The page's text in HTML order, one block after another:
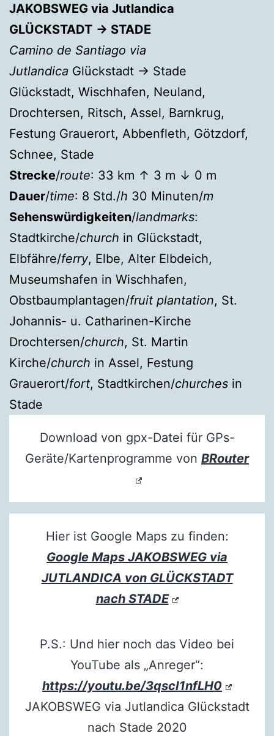
JAKOBSWEG via Jutlandica
GLÜCKSTADT → STADE
Camino de Santiago via
Jutlandica Glückstadt → Stade
Glückstadt, Wischhafen, Neuland,
Drochtersen, Ritsch, Assel, Barnkrug,
Festung Grauerort, Abbenfleth, Götzdorf,
Schnee, Stade
Strecke/route: 33 km ↑ 3 m ↓ 0 m
Dauer/time: 8 Std./h 30 Minuten/m
Sehenswürdigkeiten/landmarks:
Stadtkirche/church in Glückstadt,
Elbfähre/ferry, Elbe, Alter Elbdeich,
Museumshafen in Wischhafen,
Obstbaumplantagen/fruit plantation, St.
Johannis- u. Catharinen-Kirche
Drochtersen/church, St. Martin
Kirche/church in Assel, Festung
Grauerort/fort, Stadtkirchen/churches in
Stade
Download von gpx-Datei für GPs-
Geräte/Kartenprogramme von BRouter
Hier ist Google Maps zu finden:
Google Maps JAKOBSWEG via
JUTLANDICA von GLÜCKSTADT
nach STADE
P.S.: Und hier noch das Video bei
YouTube als „Anreger“:
https://youtu.be/3qscI1nfLH0
JAKOBSWEG via Jutlandica Glückstadt
nach Stade 2020